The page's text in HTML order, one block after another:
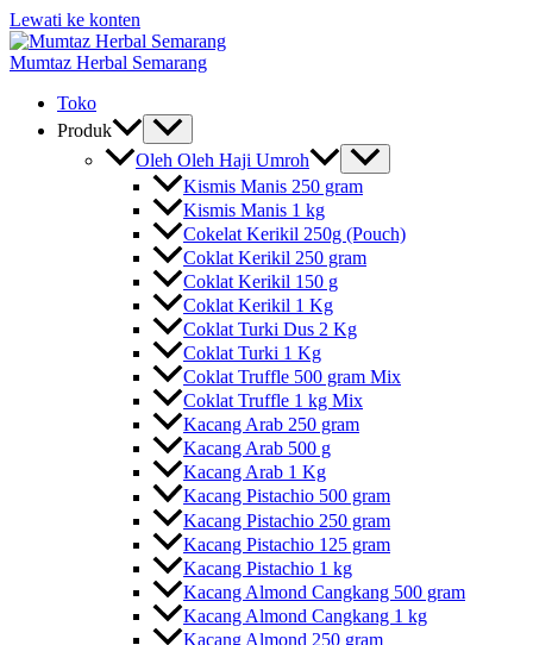
Lewati ke konten
Mumtaz Herbal Semarang
Toko
Produk
Oleh Oleh Haji Umroh
Kismis Manis 250 gram
Kismis Manis 1 kg
Cokelat Kerikil 250g (Pouch)
Coklat Kerikil 250 gram
Coklat Kerikil 150 g
Coklat Kerikil 1 Kg
Coklat Turki Dus 2 Kg
Coklat Turki 1 Kg
Coklat Truffle 500 gram Mix
Coklat Truffle 1 kg Mix
Kacang Arab 250 gram
Kacang Arab 500 g
Kacang Arab 1 Kg
Kacang Pistachio 500 gram
Kacang Pistachio 250 gram
Kacang Pistachio 125 gram
Kacang Pistachio 1 kg
Kacang Almond Cangkang 500 gram
Kacang Almond Cangkang 1 kg
Kacang Almond 250 gram